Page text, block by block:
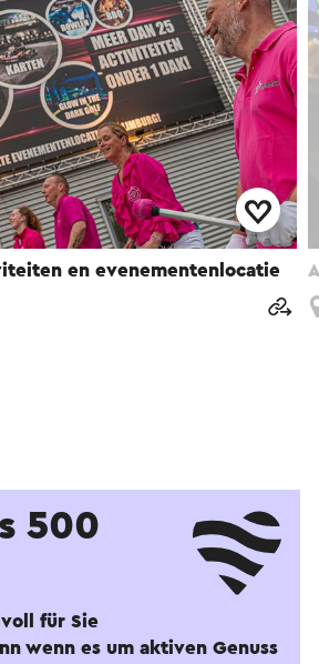
en evenementenlocatie
500
für Sie
wenn es um aktiven Genuss